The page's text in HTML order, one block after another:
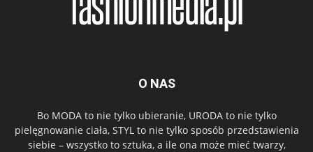
O NAS
Bo MODA to nie tylko ubieranie, URODA to nie tylko
pielęgnowanie ciała, STYL to nie tylko sposób przedstawienia
siebie – wszystko to sztuka, a ile ona może mieć twarzy,